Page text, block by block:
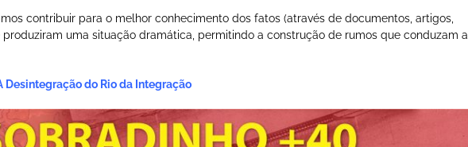
contribuir para o melhor conhecimento dos fatos (através de documentos, artigos,
uma situação dramática, permitindo a construção de rumos que conduzam a
Desintegração do Rio da Integração